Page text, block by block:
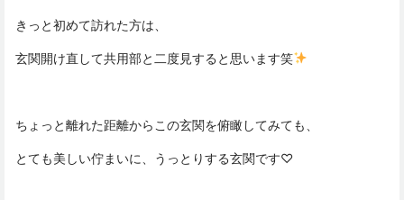
きっと初めて訪れた方は、
玄関開け直して共用部と二度見すると思います笑
ちょっと離れた距離からこの玄関を俯瞰してみても、
とても美しい佇まいに、うっとりする玄関です♡